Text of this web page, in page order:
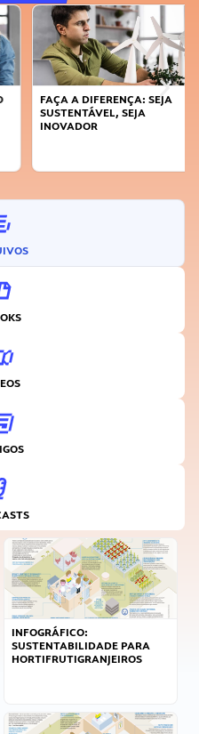
FAÇA A DIFERENÇA: SEJA
SUSTENTÁVEL, SEJA
INOVADOR
INFOGRÁFICO:
SUSTENTABILIDADE PARA
HORTIFRUTIGRANJEIROS